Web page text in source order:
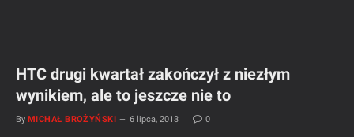
HTC drugi kwartał zakończył z niezłym
wynikiem, ale to jeszcze nie to
By MICHAŁ BROŻYŃSKI 6 lipca, 2013 0